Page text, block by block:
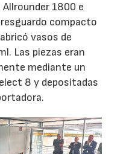
Allrounder 1800 e
compacto
vasos de
Las piezas eran
mediante un
8 y depositadas